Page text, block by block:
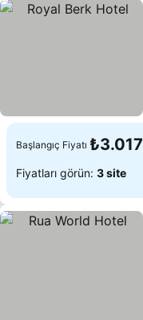
Başlangıç Fiyatı ₺3.017
Fiyatları görün: 3 site